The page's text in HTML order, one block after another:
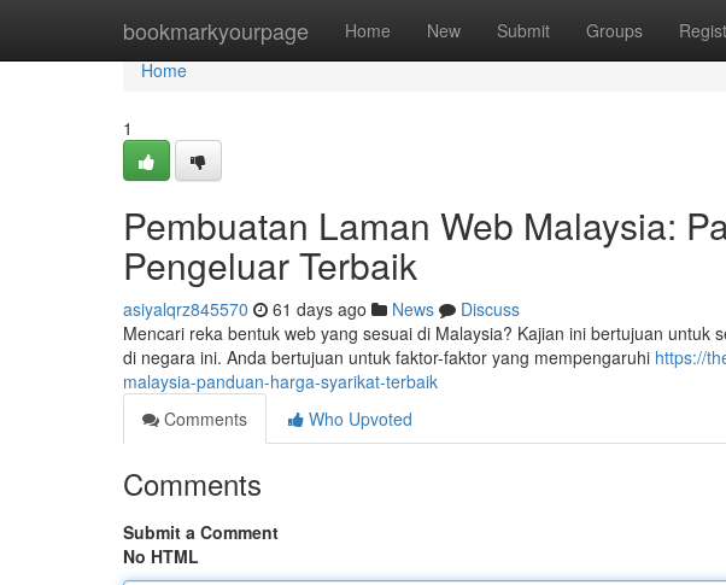
bookmarkyourpage Home New Submit Groups
Home
Home
1
Pembuatan Laman Web Malaysia:
Pengeluar Terbaik
asiyalqrz845570 61 days ago News
Discuss
Mencari reka bentuk web yang sesuai di Malaysia? Kajian ini bertujuan untuk
di negara ini. Anda bertujuan untuk faktor-faktor yang mempengaruhi https://
malaysia-panduan-harga-syarikat-terbaik
Comments
Who Upvoted
Comments
Submit a Comment
No HTML